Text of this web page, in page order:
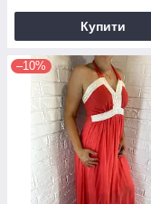
Купити
–10%